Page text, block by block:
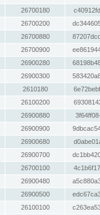
26700180
26700200
26700880
26700900
26900280
26900300
2610180
26100200
26900880
26900900
26900680
26900700
26700100
26900480
26900500
26100100